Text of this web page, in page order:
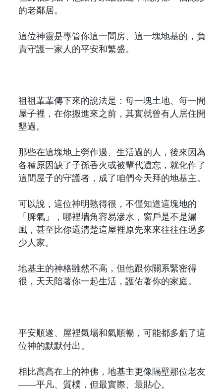
的老鄰居。
這位神靈是專管你這一間房、這一塊地基的，負
責守護一家人的平安和繁盛。
祖祖輩輩傳下來的說法是：每一塊土地、每一間
屋子裡，在你搬進來之前，其實就曾有人居住開
墾過。
那些在這塊地上勞作過、生活過的人，後來因為
各種原因缺了子孫香火或被輩代遺忘，就化作了
這間屋子的守護者，成了咱們今天拜的地基主。
可以說，這位神明熟得很，不僅知道這塊地的
「脾氣」，哪裡墻角容易滲水，窗戶是不是漏
風，甚至比你還清楚這屋裡原先來來往往住過多
少人家。
地基主的神格雖然不高，但他跟你關系緊密得
很，天天陪著你一起生活，護佑著你的家庭。
平安順遂、屋裡氣場和氣順暢，可能都多虧了這
位神的默默付出。
相比高高在上的神佛，地基主更像隔壁那位老友
——平凡、質樸，但最實際、最貼心。